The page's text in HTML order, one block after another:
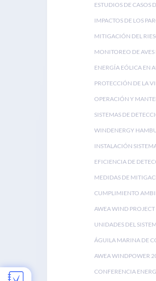
ESTUDIOS DE CASOS
IMPACTOS DE LOS
MITIGACIÓN DEL
MONITOREO DE
ENERGÍA EÓLICA EN
PROTECCIÓN DE LA
OPERACIÓN Y
SISTEMAS DE
WINDENERGY
INSTALACIÓN
EFICIENCIA DE
MEDIDAS DE
CUMPLIMIENTO
AWEA WIND
UNIDADES DEL
ÁGUILA MARINA DE
AWEA WINDPOWER
CONFERENCIA